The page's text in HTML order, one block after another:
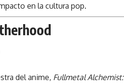
en la cultura pop.
del anime, Fullmetal